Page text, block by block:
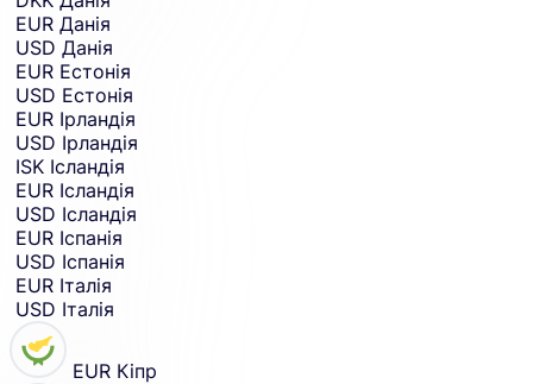
EUR Данія
USD Данія
EUR Естонія
USD Естонія
EUR Ірландія
USD Ірландія
ISK Ісландія
EUR Ісландія
USD Ісландія
EUR Іспанія
USD Іспанія
EUR Італія
USD Італія
EUR Кіпр